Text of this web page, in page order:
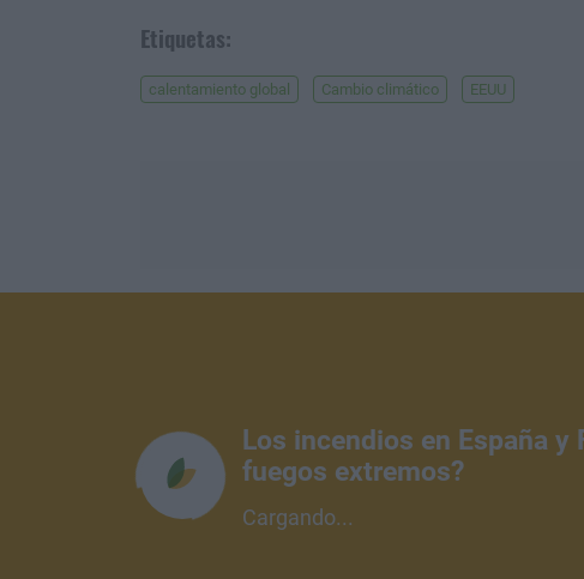
Etiquetas:
calentamiento global Cambio climático EEUU
Los incendios en España y
fuegos extremos?
Cargando...